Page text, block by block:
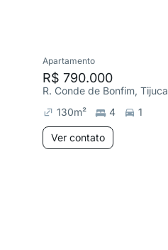
Apartamento
R$ 790.000
R. Conde de Bonfim, Tijuca
130m² 4 1
Ver contato